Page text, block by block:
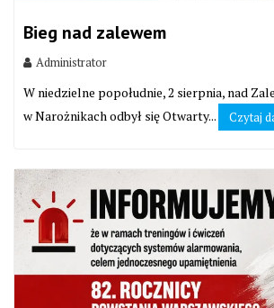
Bieg nad zalewem
Administrator
W niedzielne popołudnie, 2 sierpnia, nad
w Narożnikach odbył się Otwarty...
Czytaj